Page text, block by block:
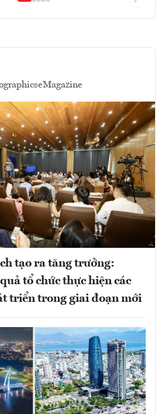
eMagazine
tạo ra tăng trưởng:
tổ chức thực hiện các
triển trong giai đoạn mới